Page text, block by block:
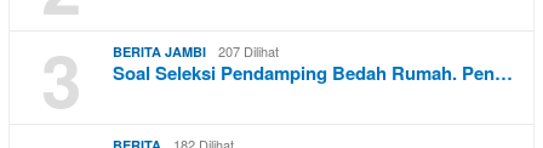
3 BERITA JAMBI 207 Dilihat
Soal Seleksi Pendamping Bedah Rumah. Pen…
182 Dilihat